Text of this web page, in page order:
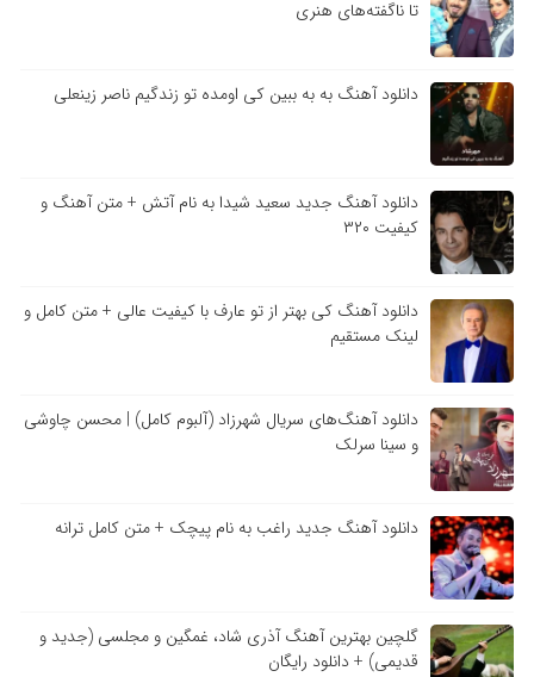
تا ناگفته‌های هنری
دانلود آهنگ به به ببین کی اومده تو زندگیم ناصر زینعلی
دانلود آهنگ جدید سعید شیدا به نام آتش + متن آهنگ و
کیفیت ۳۲۰
دانلود آهنگ کی بهتر از تو عارف با کیفیت عالی + متن کامل و
لینک مستقیم
دانلود آهنگ‌های سریال شهرزاد (آلبوم کامل) | محسن چاوشی
و سینا سرلک
دانلود آهنگ جدید راغب به نام پیچک + متن کامل ترانه
گلچین بهترین آهنگ آذری شاد، غمگین و مجلسی (جدید و
قدیمی) + دانلود رایگان